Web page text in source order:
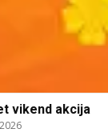
vikend akcija